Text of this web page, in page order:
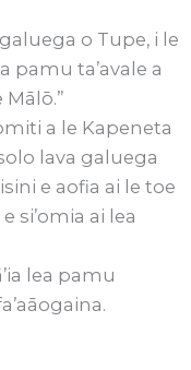
o Tupe, i le
pamu ta’avale a
a le Kapeneta
lava galuega
e aofia ai le toe
si’omia ai lea
lea pamu